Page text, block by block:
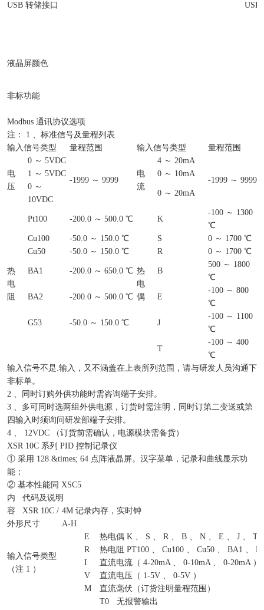
USB 转储接口 USB
液晶屏颜色
非标功能
Modbus 通讯协议选项
注： 1 、标准信号及量程列表
输入信号类型
量程范围 输入信号类型 量程范围
电
压
0 ～ 5VDC
-1999 ～ 9999
电
流
4 ～ 20mA
-1999 ～ 9999
1 ～ 5VDC
0 ～ 10mA
0 ～
10VDC
0 ～ 20mA
热
电
阻
Pt100 -200.0 ～ 500.0 ℃
热
电
偶
K
-100 ～ 1300
℃
Cu100
-50.0 ～ 150.0 ℃ S
0 ～ 1700 ℃
Cu50
-50.0 ～ 150.0 ℃ R 0 ～ 1700 ℃
BA1 -200.0 ～ 650.0 ℃ B
500 ～ 1800
℃
BA2 -200.0 ～ 500.0 ℃ E
-100 ～ 800
℃
G53 -50.0 ～ 150.0 ℃ J
-100 ～ 1100
℃
T
-100 ～ 400
℃
输入信号不是.输入，又不涵盖在上表所列范围，请与研发人员沟通下
非标单。
2 、同时订购外供功能时需咨询端子安排。
3 、多可同时选两组外供电源，订货时需注明，同时订第二变送或第
四输入时须询问研发部端子安排。
4 、 12VDC （订货前需确认，电源模块需备货）
XSR 10C 系列 PID 控制记录仪
① 采用 128 &times; 64 点阵液晶屏。汉字菜单，记录和曲线显示功
能；
② 基本性能同 XSC5
内
容
代码及说明
XSR 10C / 4M 记录内存，实时钟
外形尺寸
A-H
输入信号类型
（注 1 ）
E
热电偶 K 、 S 、 R 、 B 、 N 、 E 、 J 、 T
R
热电阻 PT100 、 Cu100 、 Cu50 、 BA1 、
I
直流电流（ 4-20mA 、 0-10mA 、 0-20mA ）
V
直流电压（ 1-5V 、 0-5V ）
M
直流毫伏（订货注明量程范围）
T0
无报警输出